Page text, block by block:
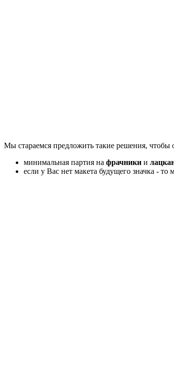
Мы стараемся предложить такие решения, чтобы
минимальная партия на фрачники и
если у Вас нет макета будущего значка - то